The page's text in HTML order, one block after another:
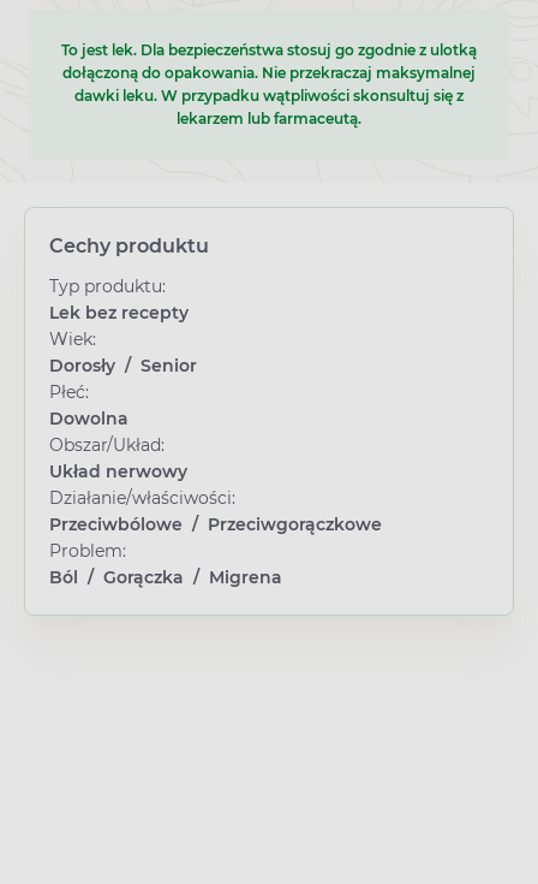
To jest lek. Dla bezpieczeństwa stosuj go zgodnie z ulotką
dołączoną do opakowania. Nie przekraczaj maksymalnej
dawki leku. W przypadku wątpliwości skonsultuj się z
lekarzem lub farmaceutą.
Cechy produktu
Typ produktu:
Lek bez recepty
Wiek:
Dorosły / Senior
Płeć:
Dowolna
Obszar/Układ:
Układ nerwowy
Działanie/właściwości:
Przeciwbólowe / Przeciwgorączkowe
Problem:
Ból
/ Gorączka / Migrena